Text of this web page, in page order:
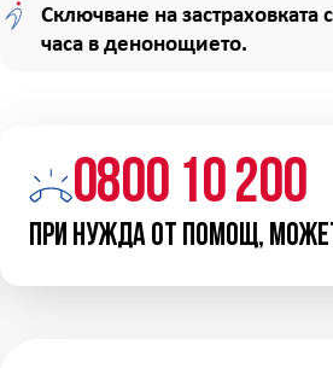
Сключване на застраховката
часа в денонощието.
0800 10 200
При нужда от помощ,